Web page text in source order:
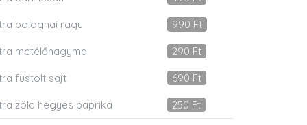
bolognai ragu 990 Ft
metélőhagyma 290 Ft
füstölt sajt 690 Ft
zöld hegyes paprika 250 Ft